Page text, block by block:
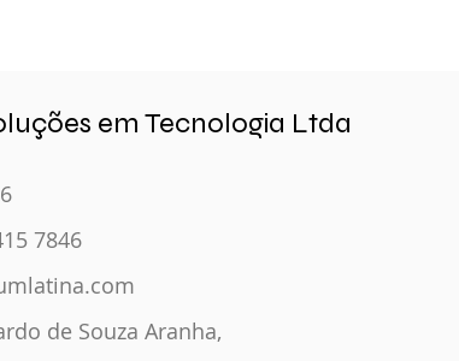
em Tecnologia Ltda
7846
de Souza Aranha,